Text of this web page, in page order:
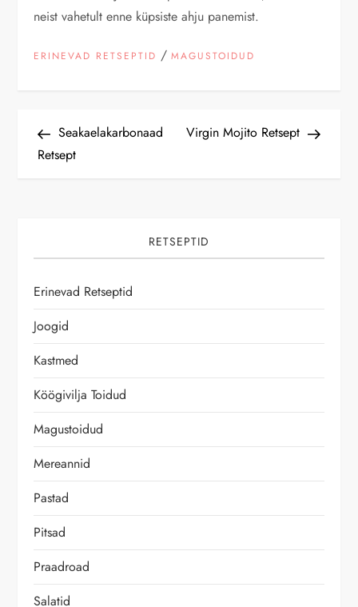
neist vahetult enne küpsiste ahju panemist.
ERINEVAD RETSEPTID /MAGUSTOIDUD
N
i
g
e
e
r
i
m
i
n
e
Previous
Post
Seakaelakarbonaad
Retsept
Next
Virgin Mojito Retsept
RETSEPTID
Erinevad Retseptid
Joogid
Kastmed
Köögivilja Toidud
Magustoidud
Mereannid
Pastad
Pitsad
Praadroad
Salatid